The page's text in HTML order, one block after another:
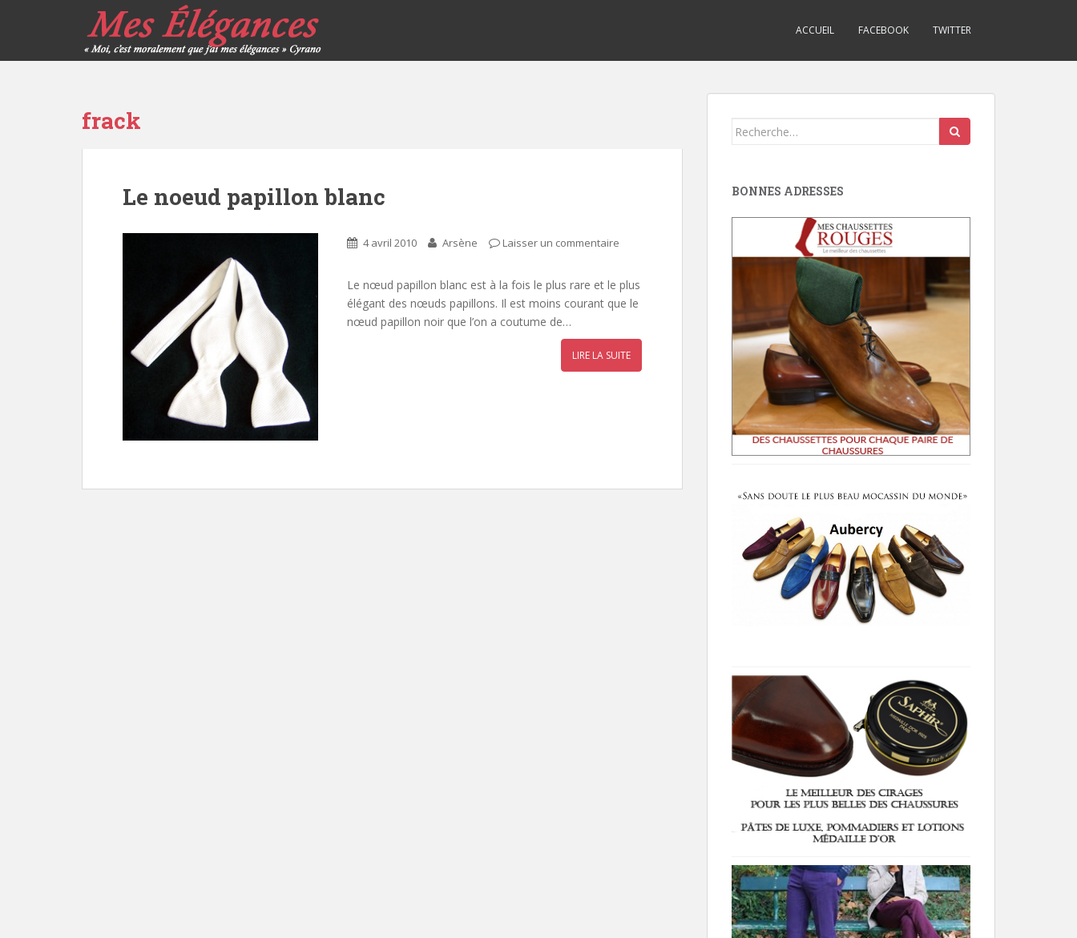
ACCUEIL FACEBOOK TWITTER
frack
Le noeud papillon blanc
4 avril 2010 Arsène Laisser un commentaire
Le nœud papillon blanc est à la fois le plus rare et le plus
élégant des nœuds papillons. Il est moins courant que le
nœud papillon noir que l’on a coutume de…
LIRE LA SUITE
Search
BONNES ADRESSES